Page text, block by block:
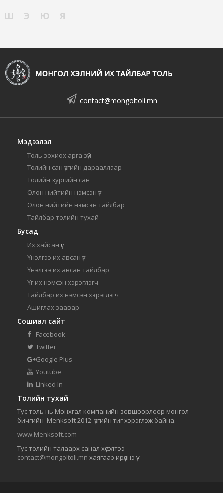
Ш
Э Ю Я
contact@mongoltoli.mn
Мэдээлэл
Толь зохиох арга зүй
Толийн сан үсгийн дарааллаар
Толийн зургийн сан
Олон нийтийн нэмсэн үг
Олон нийтийн нэмсэн тайлбар
Тайлбар толийн тухай
Бусад
Их хайсан үг
Үнэлгээ их авсан үг
Үнэлгээ их авсан тайлбар
Үг их нэмсэн хэрэглэгч
Тайлбар их нэмсэн хэрэглэгч
Ашиглах заавар
Сошиал сайт
Facebook
Twitter
Google Plus
Youtube
Linked In
Толийн тухай
Тус толь нь Мөнхгал компанийн зөвшөөрлөөр монгол
бичгийн 'Menksoft 2012' үсгийн тиг хэрэглэж байна.
www.Menksoft.com
Тус толийн талаарх санал хүсэлтээ
contact@mongoltoli.mn хаягаар ирүүлнэ үү.